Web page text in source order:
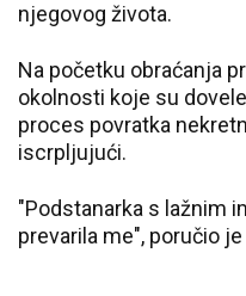
njegovog života.
Na početku obraćanja
okolnosti koje su
proces povratka
iscrpljujući.
"Podstanarka s lažnim
prevarila me", poručio